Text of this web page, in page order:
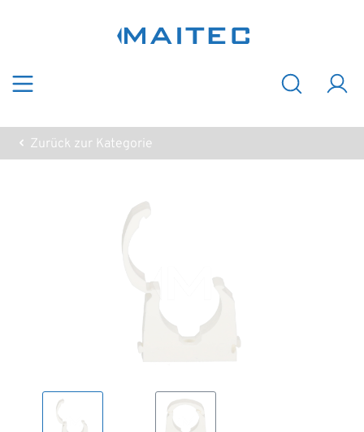
Zurück zur Kategorie
Bildergalerie überspringen